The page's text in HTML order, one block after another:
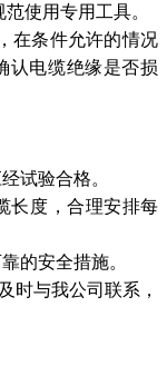
用专用工具。
，在条件允许的情况
确认电缆绝缘是否损
试验合格。
度，合理安排每
安全措施。
与我公司联系，